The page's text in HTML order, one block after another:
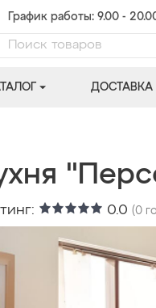
График работы: 9.00 -
ДОСТАВКА
0.0 (0